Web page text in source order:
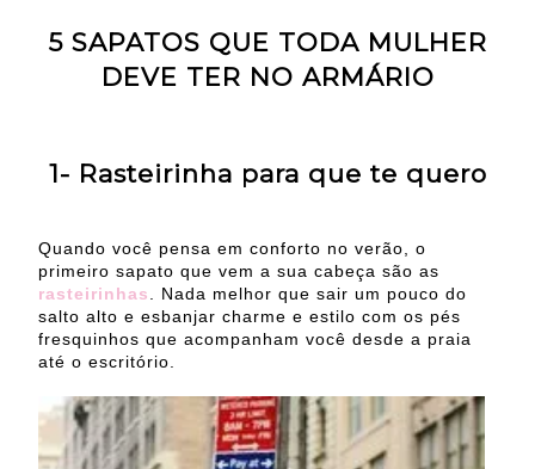
5 SAPATOS QUE TODA MULHER
DEVE TER NO ARMÁRIO
1- Rasteirinha para que te quero
Quando você pensa em conforto no verão, o
primeiro sapato que vem a sua cabeça são as
rasteirinhas
. Nada melhor que sair um pouco do
salto alto e esbanjar charme e estilo com os pés
fresquinhos que acompanham você desde a praia
até o escritório.